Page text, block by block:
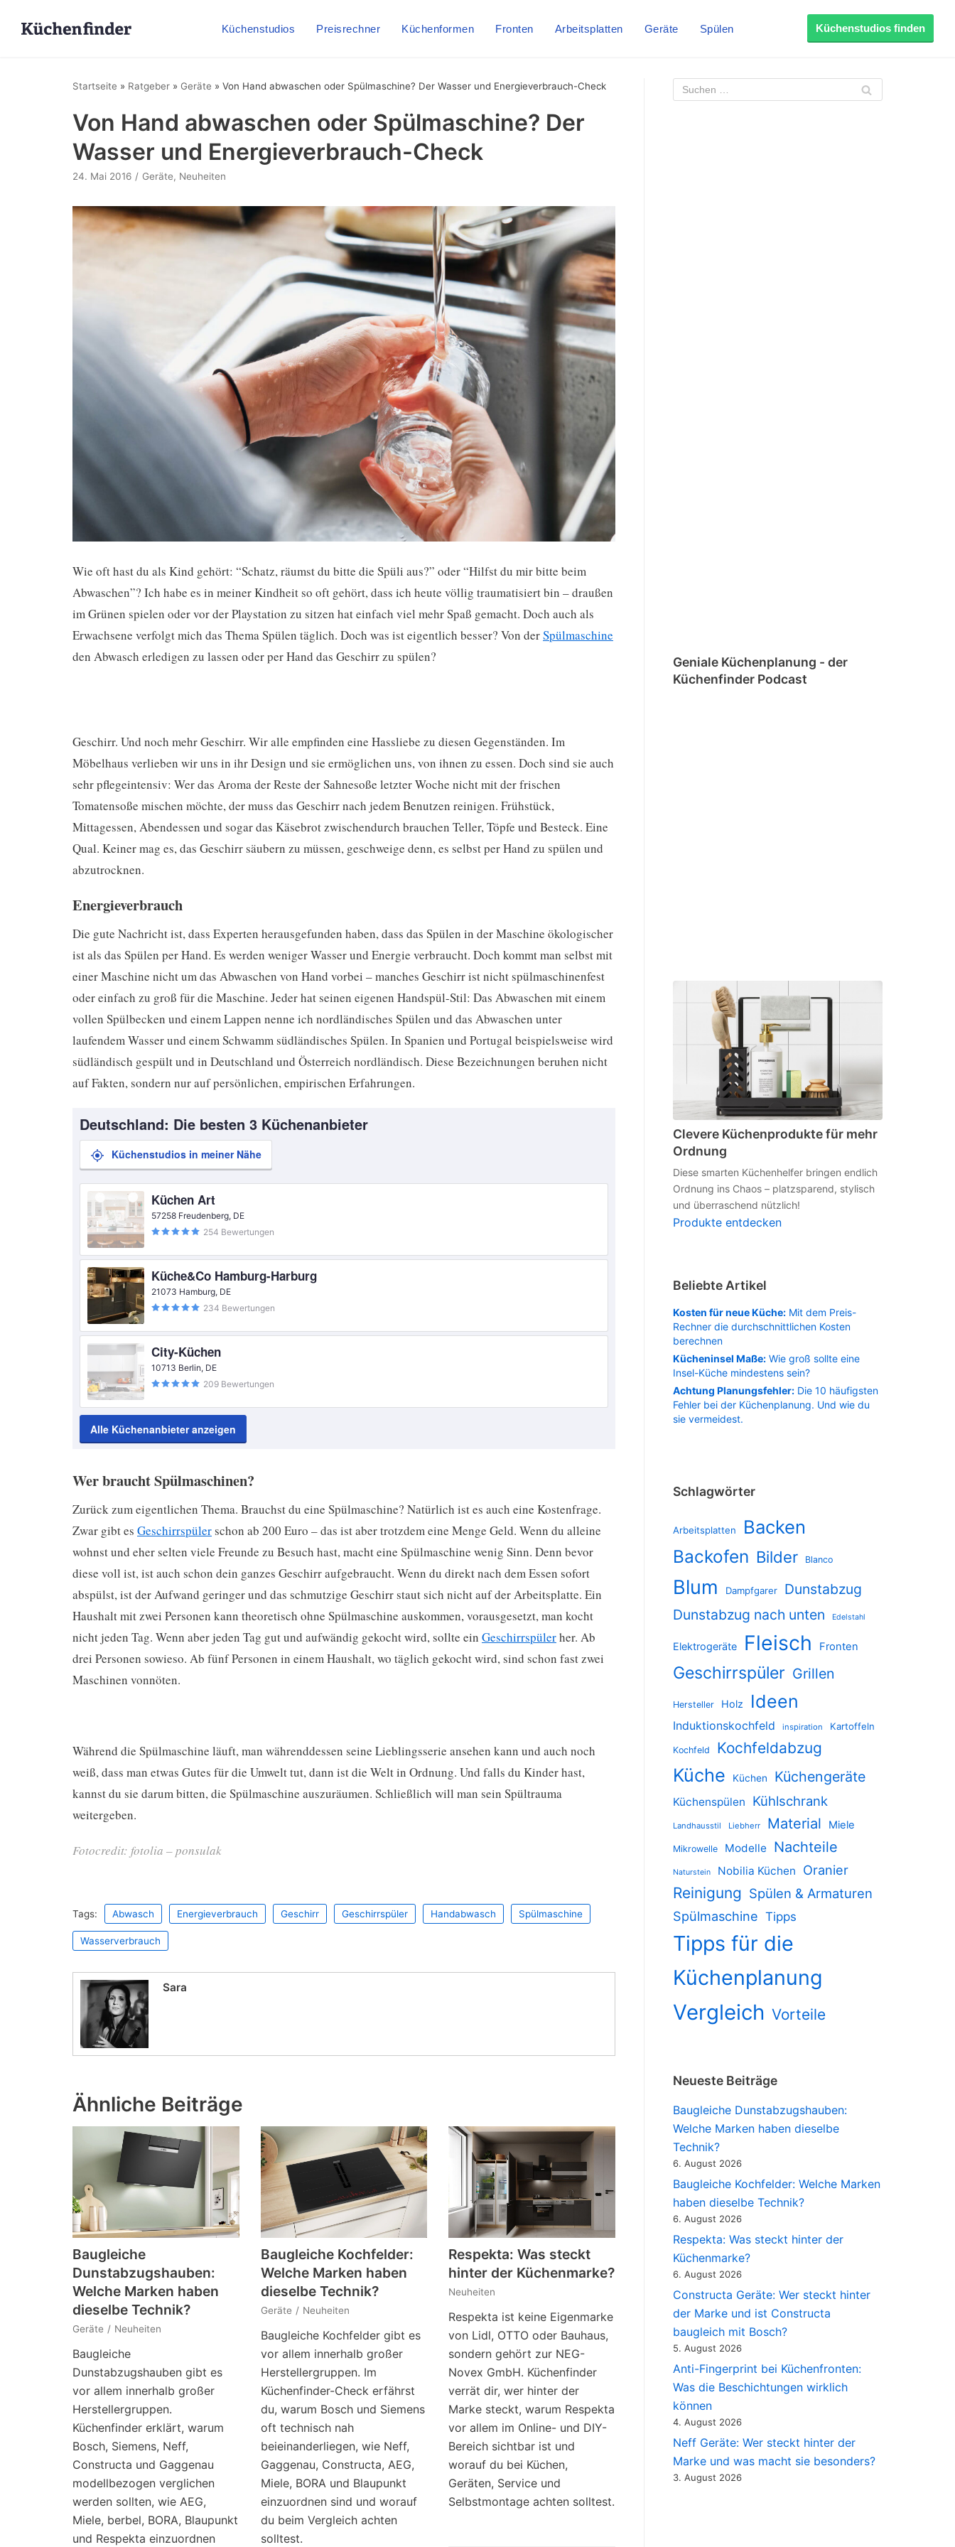
Küchenstudios Preisrechner Küchenformen Fronten Arbeitsplatten Geräte Spülen Küchenstudios finden
Startseite » Ratgeber » Geräte » Von Hand abwaschen oder Spülmaschine? Der Wasser und Energieverbrauch-Check
Von Hand abwaschen oder Spülmaschine? Der
Wasser und Energieverbrauch-Check
24. Mai 2016 Geräte, Neuheiten
Wie oft hast du als Kind gehört: “Schatz, räumst du bitte die Spüli aus?” oder “Hilfst du mir bitte beim
Abwaschen”? Ich habe es in meiner Kindheit so oft gehört, dass ich heute völlig traumatisiert bin – draußen
im Grünen spielen oder vor der Playstation zu sitzen hat einfach viel mehr Spaß gemacht. Doch auch als
Erwachsene verfolgt mich das Thema Spülen täglich. Doch was ist eigentlich besser? Von derSpülmaschine
den Abwasch erledigen zu lassen oder per Hand das Geschirr zu spülen?
Geschirr. Und noch mehr Geschirr. Wir alle empfinden eine Hassliebe zu diesen Gegenständen. Im
Möbelhaus verlieben wir uns in ihr Design und sie ermöglichen uns, von ihnen zu essen. Doch sind sie auch
sehr pflegeintensiv: Wer das Aroma der Reste der Sahnesoße letzter Woche nicht mit der frischen
Tomatensoße mischen möchte, der muss das Geschirr nach jedem Benutzen reinigen. Frühstück,
Mittagessen, Abendessen und sogar das Käsebrot zwischendurch brauchen Teller, Töpfe und Besteck. Eine
Qual. Keiner mag es, das Geschirr säubern zu müssen, geschweige denn, es selbst per Hand zu spülen und
abzutrocknen.
Energieverbrauch
Die gute Nachricht ist, dass Experten herausgefunden haben, dass das Spülen in der Maschine ökologischer
ist als das Spülen per Hand. Es werden weniger Wasser und Energie verbraucht. Doch kommt man selbst mit
einer Maschine nicht um das Abwaschen von Hand vorbei – manches Geschirr ist nicht spülmaschinenfest
oder einfach zu groß für die Maschine. Jeder hat seinen eigenen Handspül-Stil: Das Abwaschen mit einem
vollen Spülbecken und einem Lappen nenne ich nordländisches Spülen und das Abwaschen unter
laufendem Wasser und einem Schwamm südländisches Spülen. In Spanien und Portugal beispielsweise wird
südländisch gespült und in Deutschland und Österreich nordländisch. Diese Bezeichnungen beruhen nicht
auf Fakten, sondern nur auf persönlichen, empirischen Erfahrungen.
Deutschland: Die besten 3 Küchenanbieter
Küchenstudios in meiner Nähe
Küchen Art
57258 Freudenberg, DE
254 Bewertungen
Küche&Co Hamburg-Harburg
21073 Hamburg, DE
234 Bewertungen
City-Küchen
10713 Berlin, DE
209 Bewertungen
Alle Küchenanbieter anzeigen
Wer braucht Spülmaschinen?
Zurück zum eigentlichen Thema. Brauchst du eine Spülmaschine? Natürlich ist es auch eine Kostenfrage.
Zwar gibt es Geschirrspülerschon ab 200 Euro – das ist aber trotzdem eine Menge Geld. Wenn du alleine
wohnst und eher selten viele Freunde zu Besuch hast, macht eine Spülmaschine wenig Sinn. Denn bevor
diese voll ist, ist auch schon dein ganzes Geschirr aufgebraucht. Wenn du direkt nach dem Essen sofort
abspülst, ist der Aufwand geringer und das schmutzige Geschirr staut sich nicht auf der Arbeitsplatte. Ein
Haushalt mit zwei Personen kann theoretisch ohne Spülmaschine auskommen, vorausgesetzt, man kocht
nicht jeden Tag. Wenn aber jeden Tag gut und aufwändig gekocht wird, sollte ein Geschirrspülerher. Ab
drei Personen sowieso. Ab fünf Personen in einem Haushalt, wo täglich gekocht wird, sind schon fast zwei
Maschinen vonnöten.
Während die Spülmaschine läuft, man währenddessen seine Lieblingsserie ansehen kann und auch noch
weiß, dass man etwas Gutes für die Umwelt tut, dann ist die Welt in Ordnung. Und falls du Kinder hast,
kannst du sie darum bitten, die Spülmaschine auszuräumen. Schließlich will man sein Spültrauma
weitergeben.
Fotocredit: fotolia – ponsulak
Tags: Abwasch Energieverbrauch Geschirr Geschirrspüler Handabwasch Spülmaschine
Wasserverbrauch
Sara
Ähnliche Beiträge
Baugleiche
Dunstabzugshauben:
Welche Marken haben
dieselbe Technik?
Geräte Neuheiten
Baugleiche
Dunstabzugshauben gibt es
vor allem innerhalb großer
Herstellergruppen.
Küchenfinder erklärt, warum
Bosch, Siemens, Neff,
Constructa und Gaggenau
modellbezogen verglichen
werden sollten, wie AEG,
Miele, berbel, BORA, Blaupunkt
und Respekta einzuordnen
Baugleiche Kochfelder:
Welche Marken haben
dieselbe Technik?
Geräte Neuheiten
Baugleiche Kochfelder gibt es
vor allem innerhalb großer
Herstellergruppen. Im
Küchenfinder-Check erfährst
du, warum Bosch und Siemens
oft technisch nah
beieinanderliegen, wie Neff,
Gaggenau, Constructa, AEG,
Miele, BORA und Blaupunkt
einzuordnen sind und worauf
du beim Vergleich achten
solltest.
Respekta: Was steckt
hinter der Küchenmarke?
Neuheiten
Respekta ist keine Eigenmarke
von Lidl, OTTO oder Bauhaus,
sondern gehört zur NEG-
Novex GmbH. Küchenfinder
verrät dir, wer hinter der
Marke steckt, warum Respekta
vor allem im Online- und DIY-
Bereich sichtbar ist und
worauf du bei Küchen,
Geräten, Service und
Selbstmontage achten solltest.
Geniale Küchenplanung - der
Küchenfinder Podcast
Clevere Küchenprodukte für mehr
Ordnung
Diese smarten Küchenhelfer bringen endlich
Ordnung ins Chaos – platzsparend, stylisch
und überraschend nützlich!
Produkte entdecken
Beliebte Artikel
Kosten für neue Küche: Mit dem Preis-
Rechner die durchschnittlichen Kosten
berechnen
Kücheninsel Maße: Wie groß sollte eine
Insel-Küche mindestens sein?
Achtung Planungsfehler: Die 10 häufigsten
Fehler bei der Küchenplanung. Und wie du
sie vermeidest.
Schlagwörter
Arbeitsplatten Backen
Backofen Bilder Blanco
Blum Dampfgarer
Dunstabzug
Dunstabzug nach unten
Edelstahl
Elektrogeräte Fleisch Fronten
Geschirrspüler Grillen
Hersteller Holz Ideen
Induktionskochfeld inspiration Kartoffeln
Kochfeld Kochfeldabzug
Küche Küchen Küchengeräte
Küchenspülen Kühlschrank
Landhausstil Liebherr Material Miele
Mikrowelle Modelle Nachteile
Naturstein Nobilia Küchen Oranier
Reinigung Spülen & Armaturen
Spülmaschine Tipps
Tipps für die
Küchenplanung
Vergleich Vorteile
Neueste Beiträge
Baugleiche Dunstabzugshauben:
Welche Marken haben dieselbe
Technik?
6. August 2026
Baugleiche Kochfelder: Welche Marken
haben dieselbe Technik?
6. August 2026
Respekta: Was steckt hinter der
Küchenmarke?
6. August 2026
Constructa Geräte: Wer steckt hinter
der Marke und ist Constructa
baugleich mit Bosch?
5. August 2026
Anti-Fingerprint bei Küchenfronten:
Was die Beschichtungen wirklich
können
4. August 2026
Neff Geräte: Wer steckt hinter der
Marke und was macht sie besonders?
3. August 2026